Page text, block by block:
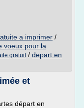
a imprimer /
voeux pour la
gratuit/ depart en
et
départ en